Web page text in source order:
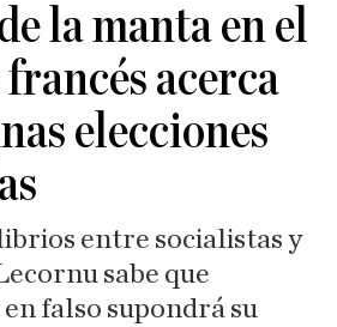
la manta en el
acerca
elecciones
entre socialistas y
sabe que
falso supondrá su